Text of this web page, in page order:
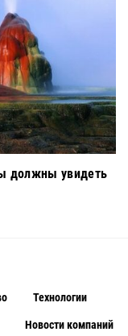
должны увидеть
Технологии
Новости компаний